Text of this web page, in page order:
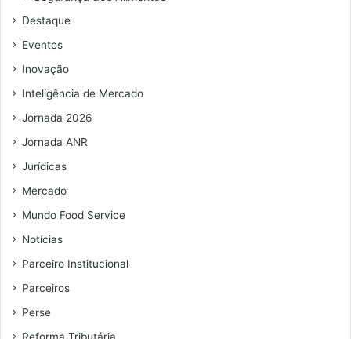
Destaque
Eventos
Inovação
Inteligência de Mercado
Jornada 2026
Jornada ANR
Jurídicas
Mercado
Mundo Food Service
Notícias
Parceiro Institucional
Parceiros
Perse